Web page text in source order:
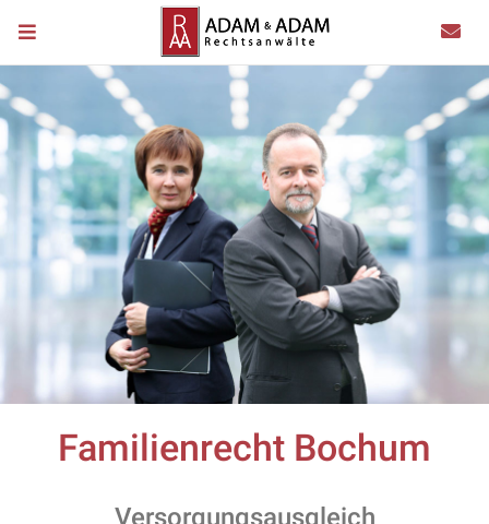
Familienrecht Bochum
Versorgungsausgleich